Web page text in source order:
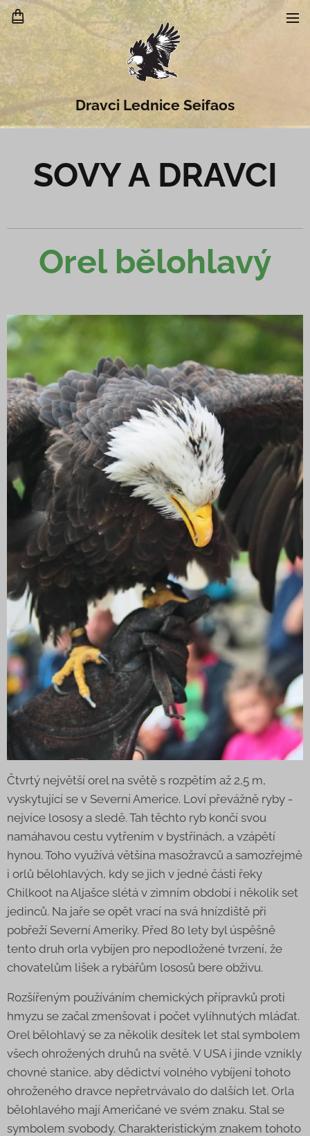
Dravci Lednice Seifaos
SOVY A DRAVCI
Orel bělohlavý
Čtvrtý největší orel na světě s rozpětím až 2,5 m,
vyskytující se v Severní Americe. Loví převážně ryby -
nejvíce lososy a sledě. Tah těchto ryb končí svou
namáhavou cestu vytřením v bystřinách, a vzápětí
hynou. Toho využívá většina masožravců a samozřejmě
i orlů bělohlavých, kdy se jich v jedné části řeky
Chilkoot na Aljašce slétá v zimním období i několik set
jedinců. Na jaře se opět vrací na svá hnízdiště při
pobřeží Severní Ameriky. Před 80 lety byl úspěšně
tento druh orla vybíjen pro nepodložené tvrzení, že
chovatelům lišek a rybářům lososů bere obživu.
Rozšířeným používáním chemických přípravků proti
hmyzu se začal zmenšovat i počet vylíhnutých mláďat.
Orel bělohlavý se za několik desítek let stal symbolem
všech ohrožených druhů na světě. V USA i jinde vznikly
chovné stanice, aby dědictví volného vybíjení tohoto
ohroženého dravce nepřetrvávalo do dalších let. Orla
bělohlavého mají Američané ve svém znaku. Stal se
symbolem svobody. Charakteristickým znakem tohoto